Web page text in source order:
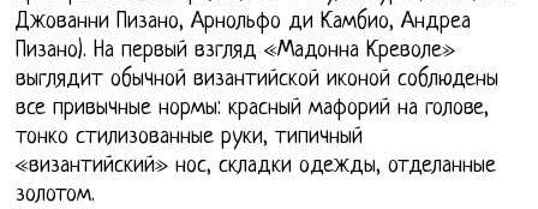
Джованни Пизано, Арнольфо ди Камбио, Андреа
Пизано). На первый взгляд «Мадонна Креволе»
выглядит обычной византийской иконой соблюдены
все привычные нормы: красный мафорий на голове,
тонко стилизованные руки, типичный
«византийский» нос, складки одежды, отделанные
золотом.